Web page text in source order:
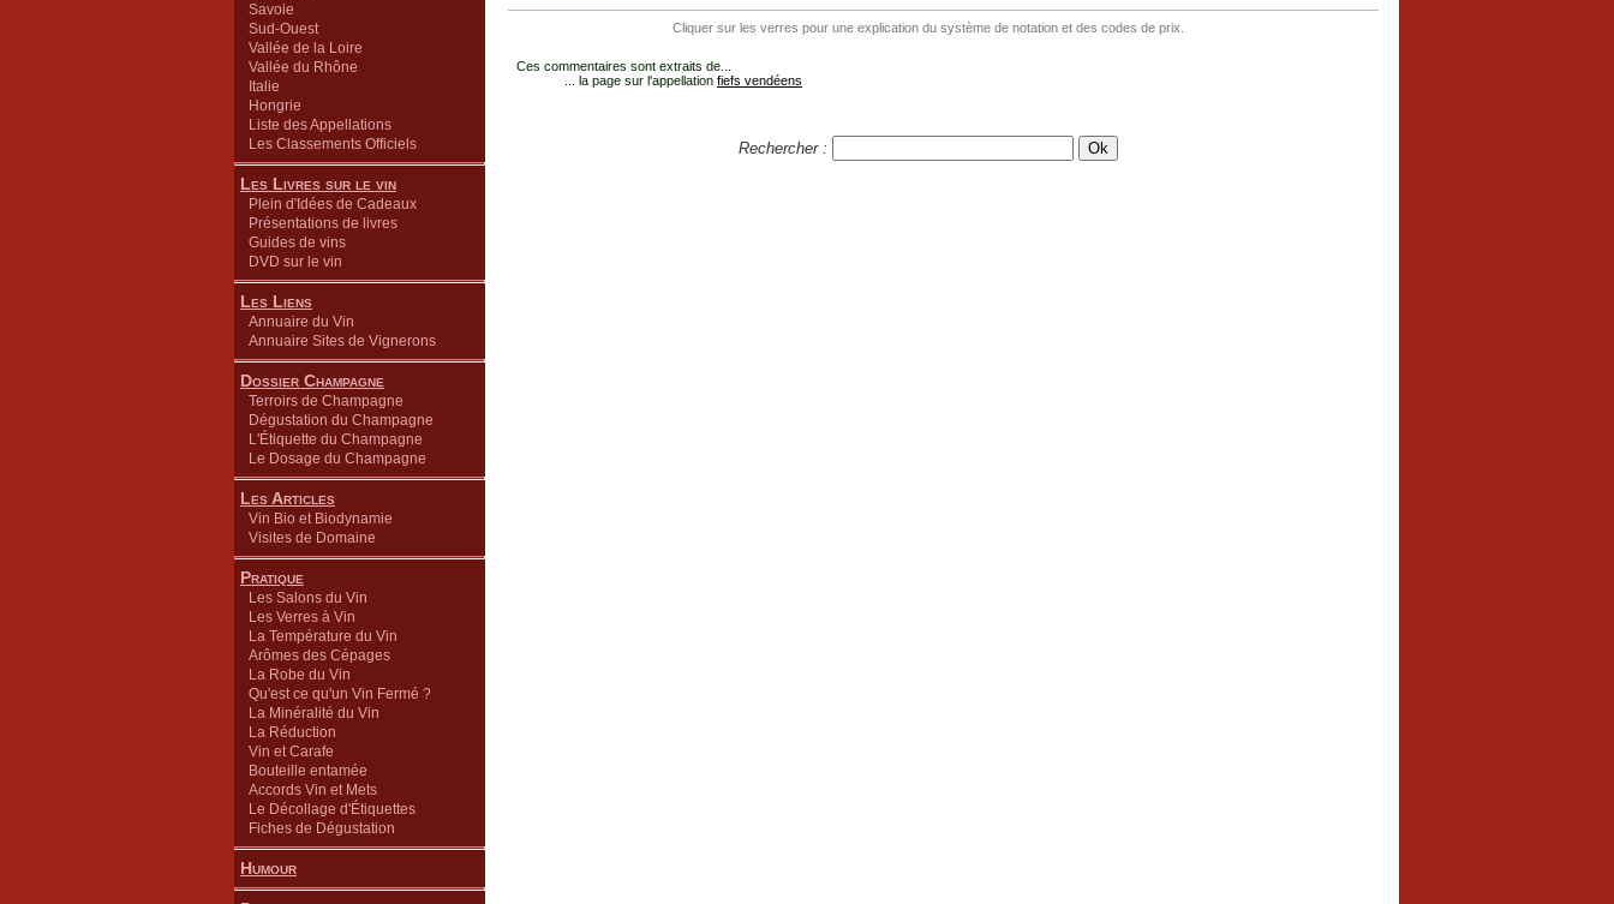
Savoie
Sud-Ouest
Vallée de la Loire
Vallée du Rhône
Italie
Hongrie
Liste des Appellations
Les Classements Officiels
Les Livres sur le vin
Plein d'Idées de Cadeaux
Présentations de livres
Guides de vins
DVD sur le vin
Les Liens
Annuaire du Vin
Annuaire Sites de Vignerons
Dossier Champagne
Terroirs de Champagne
Dégustation du Champagne
L'Étiquette du Champagne
Le Dosage du Champagne
Les Articles
Vin Bio et Biodynamie
Visites de Domaine
Pratique
Les Salons du Vin
Les Verres à Vin
La Température du Vin
Arômes des Cépages
La Robe du Vin
Qu'est ce qu'un Vin Fermé ?
La Minéralité du Vin
La Réduction
Vin et Carafe
Bouteille entamée
Accords Vin et Mets
Le Décollage d'Étiquettes
Fiches de Dégustation
Humour
Cliquer sur les verres pour une explication du système de notation et des codes de prix.
Ces commentaires sont extraits de...
... la page sur l'appellation fiefs vendéens
Rechercher :